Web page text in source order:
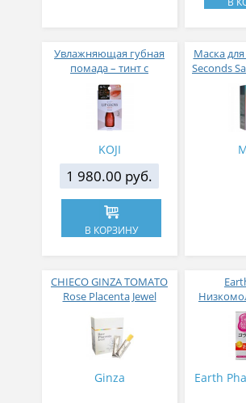
Увлажняющая губная
помада – тинт с
аппликатором KOJI,
Красно-оранжевый
KOJI
1 980.00 руб.
В КОРЗИНУ
Маска
Seconds
CHIECO GINZA TOMATO
Rose Placenta Jewel
в желе № 30
Ginza
рыбный
активных
с
Earth